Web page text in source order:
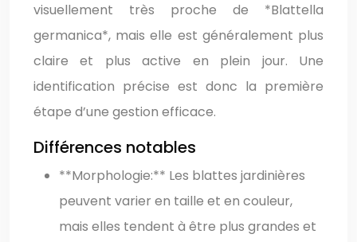
visuellement très proche de *Blattella
germanica*, mais elle est généralement plus
claire et plus active en plein jour. Une
identification précise est donc la première
étape d’une gestion efficace.
Différences notables
**Morphologie:** Les blattes jardinières
peuvent varier en taille et en couleur,
mais elles tendent à être plus grandes et